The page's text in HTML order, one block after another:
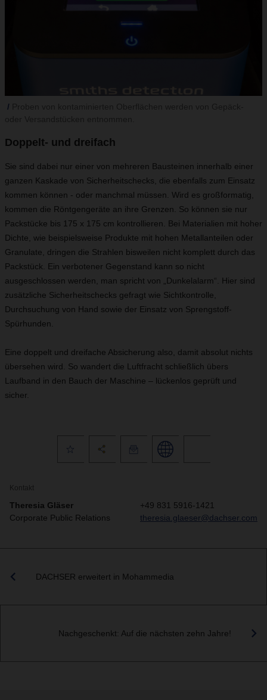
Doppelt- und dreifach
Sie sind dabei nur einer von mehreren Bausteinen innerhalb einer
ganzen Kaskade von Sicherheitschecks, die ebenfalls zum Einsatz
kommen können - oder manchmal müssen. Wird es großformatig,
kommen die Röntgengeräte an ihre Grenzen. So können sie nur
Packstücke bis 175 x 175 cm kontrollieren. Bei Materialien mit hoher
Dichte, wie beispielsweise Produkte mit hohen Metallanteilen oder
Granulate, dringen die Strahlen bisweilen nicht komplett durch das
Packstück. Ein verbotener Gegenstand kann so nicht
ausgeschlossen werden, man spricht von „Dunkelalarm“. Hier sind
zusätzliche Sicherheitschecks gefragt wie Sichtkontrolle,
Durchsuchung von Hand sowie der Einsatz von Sprengstoff-
Spürhunden.
Eine doppelt und dreifache Absicherung also, damit absolut nichts
übersehen wird. So wandert die Luftfracht schließlich übers
Laufband in den Bauch der Maschine – lückenlos geprüft und
sicher.
Kontakt
Theresia Gläser
Corporate Public Relations
+49 831 5916-1421
theresia.glaeser@dachser.com
DACHSER erweitert in Mohammedia
Nachgeschenkt: Auf die nächsten zehn Jahre!